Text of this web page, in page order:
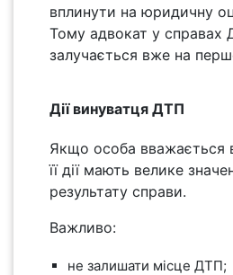
вплинути на юридичну
Тому адвокат у справах
залучається вже на
Дії винуватця ДТП
Якщо особа вважається
її дії мають велике
результату справи.
Важливо:
не залишати місце ДТП;